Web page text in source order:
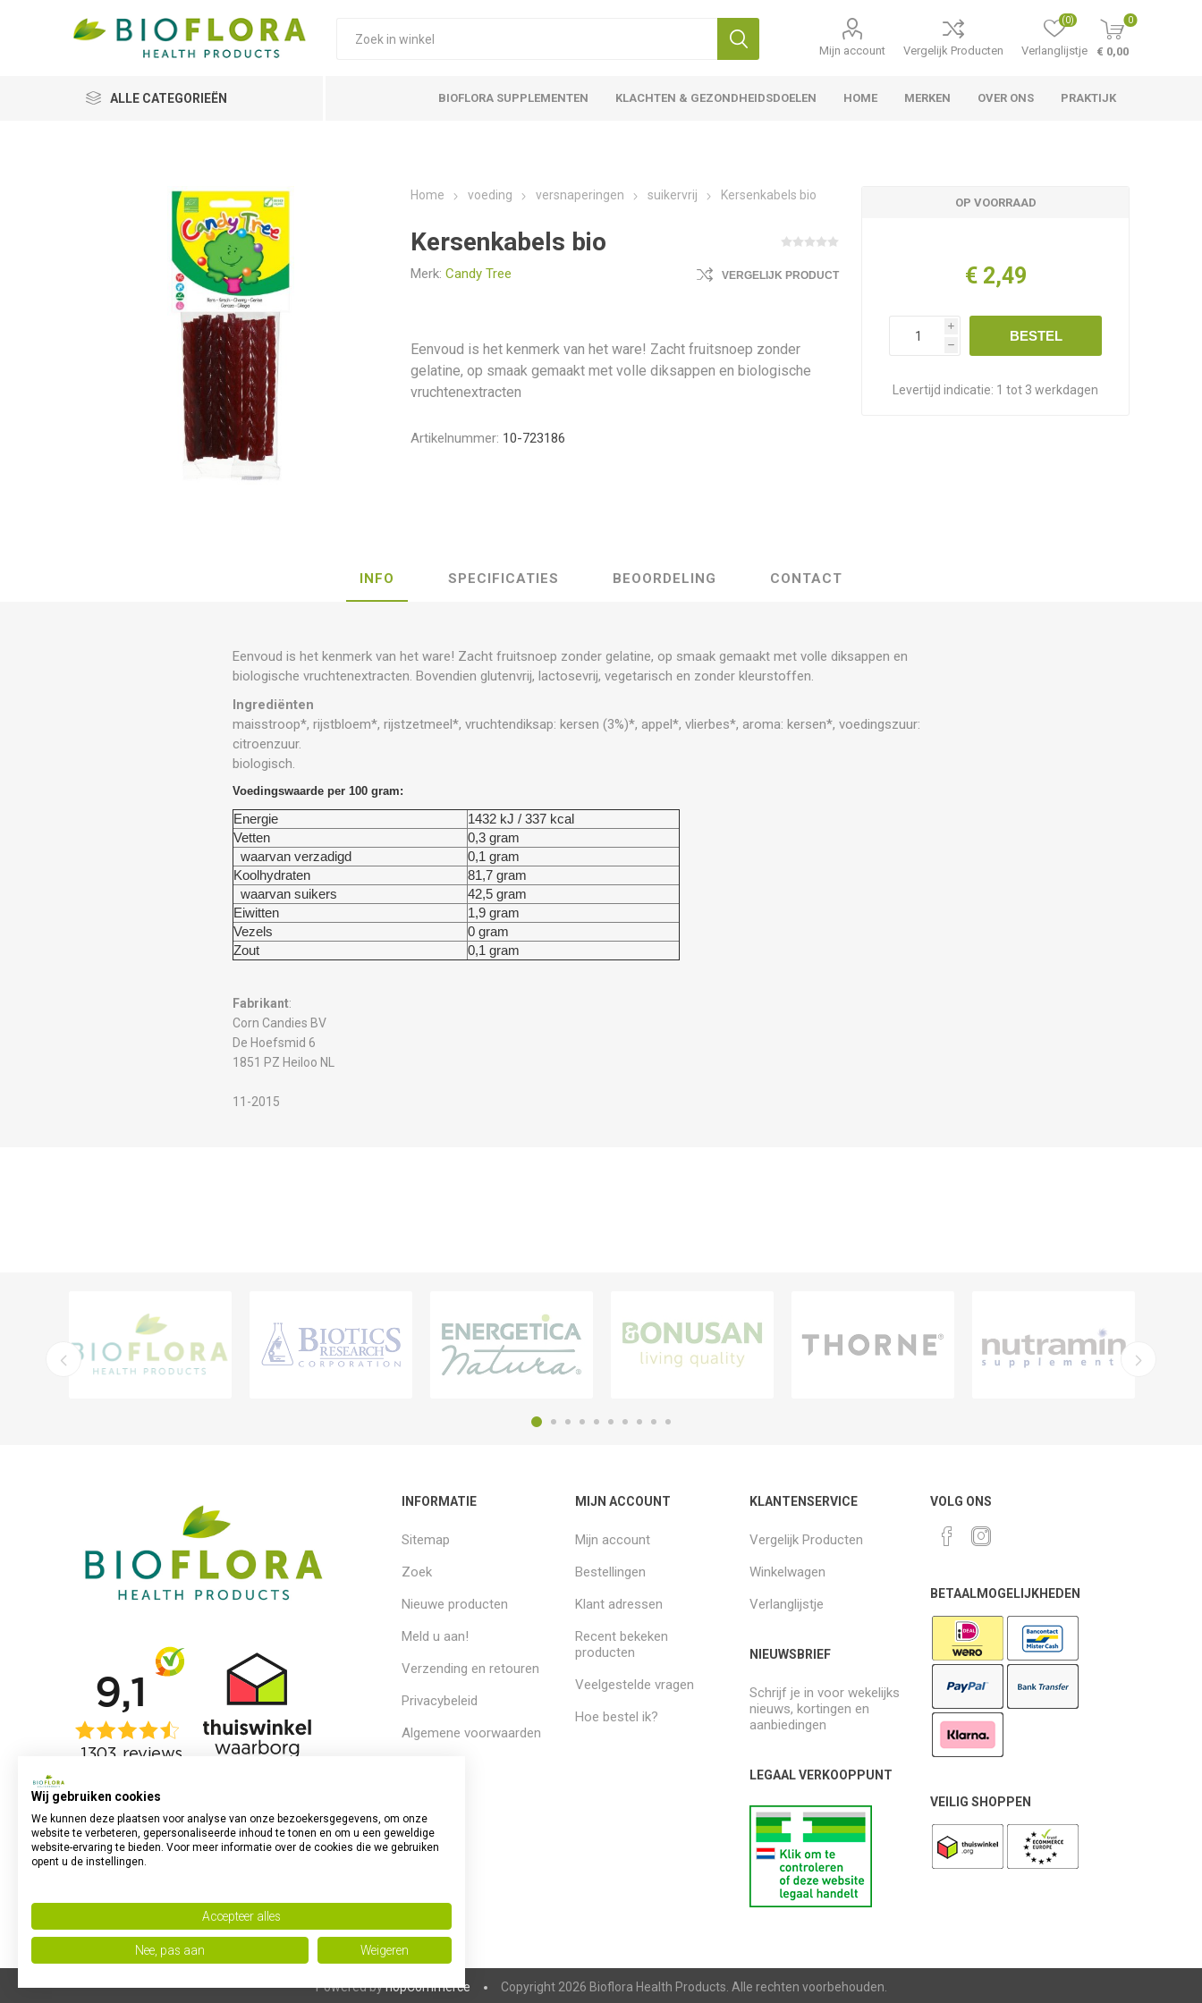
Mijn account Vergelijk Producten Verlanglijstje
(0) 0
€ 0,00
ALLE CATEGORIEËN BIOFLORA SUPPLEMENTEN KLACHTEN & GEZONDHEIDSDOELEN HOME MERKEN OVER ONS PRAKTIJK
Home voeding versnaperingen suikervrij Kersenkabels bio
Kersenkabels bio
Merk: Candy Tree VERGELIJK PRODUCT
Eenvoud is het kenmerk van het ware! Zacht fruitsnoep zonder
gelatine, op smaak gemaakt met volle diksappen en biologische
vruchtenextracten
Artikelnummer: 10-723186
OP VOORRAAD
€ 2,49
i
h
BESTEL
Levertijd indicatie: 1 tot 3 werkdagen
INFO SPECIFICATIES BEOORDELING CONTACT
Eenvoud is het kenmerk van het ware! Zacht fruitsnoep zonder gelatine, op smaak gemaakt met volle diksappen en
biologische vruchtenextracten. Bovendien glutenvrij, lactosevrij, vegetarisch en zonder kleurstoffen.
Ingrediënten
maisstroop*, rijstbloem*, rijstzetmeel*, vruchtendiksap: kersen (3%)*, appel*, vlierbes*, aroma: kersen*, voedingszuur:
citroenzuur.
biologisch.
Voedingswaarde per 100 gram:
Energie
1432 kJ / 337 kcal
Vetten
0,3 gram
waarvan verzadigd
0,1 gram
Koolhydraten
81,7 gram
waarvan suikers
42,5 gram
Eiwitten
1,9 gram
Vezels
0 gram
Zout
0,1 gram
Fabrikant:
Corn Candies BV
De Hoefsmid 6
1851 PZ Heiloo NL
11-2015
INFORMATIE
Sitemap
Zoek
Nieuwe producten
Meld u aan!
Verzending en retouren
Privacybeleid
Algemene voorwaarden
MIJN ACCOUNT
Mijn account
Bestellingen
Klant adressen
Recent bekeken
producten
Veelgestelde vragen
Hoe bestel ik?
KLANTENSERVICE
Vergelijk Producten
Winkelwagen
Verlanglijstje
NIEUWSBRIEF
Schrijf je in voor wekelijks
nieuws, kortingen en
aanbiedingen
LEGAAL VERKOOPPUNT
VOLG ONS
BETAALMOGELIJKHEDEN
VEILIG SHOPPEN
Powered bynopCommerce Copyright 2026 Bioflora Health Products. Alle rechten voorbehouden.
Wij gebruiken cookies
We kunnen deze plaatsen voor analyse van onze bezoekersgegevens, om onze
website te verbeteren, gepersonaliseerde inhoud te tonen en om u een geweldige
website-ervaring te bieden. Voor meer informatie over de cookies die we gebruiken
opent u de instellingen.
Accepteer alles
Nee, pas aan Weigeren